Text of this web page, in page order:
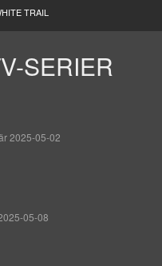
TRAIL
SERIER
2025-05-02
05-08